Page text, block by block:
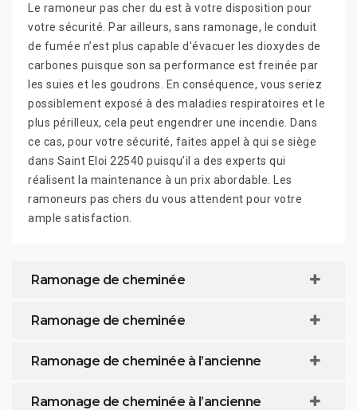
Le ramoneur pas cher du est à votre disposition pour
votre sécurité. Par ailleurs, sans ramonage, le conduit
de fumée n’est plus capable d’évacuer les dioxydes de
carbones puisque son sa performance est freinée par
les suies et les goudrons. En conséquence, vous seriez
possiblement exposé à des maladies respiratoires et le
plus périlleux, cela peut engendrer une incendie. Dans
ce cas, pour votre sécurité, faites appel à qui se siège
dans Saint Eloi 22540 puisqu’il a des experts qui
réalisent la maintenance à un prix abordable. Les
ramoneurs pas chers du vous attendent pour votre
ample satisfaction.
Ramonage de cheminée
Ramonage de cheminée
Ramonage de cheminée à l’ancienne
Ramonage de cheminée à l’ancienne